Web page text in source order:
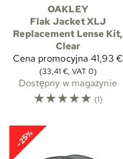
OAKLEY
Flak Jacket XLJ
Replacement Lense Kit,
Clear
Cena promocyjna 41,93 €
(33,41 €, VAT 0)
Dostępny w magazynie
☆☆☆☆☆ (1)
-25%